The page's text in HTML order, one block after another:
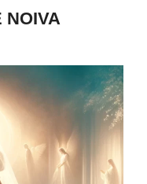
NOIVA